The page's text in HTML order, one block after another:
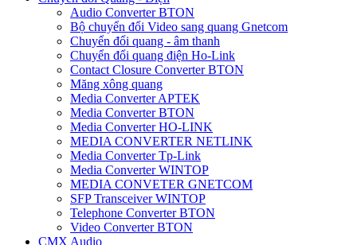
Audio Converter BTON
Bộ chuyển đổi Video sang quang Gnetcom
Chuyển đổi quang - âm thanh
Chuyển đổi quang điện Ho-Link
Contact Closure Converter BTON
Măng xông quang
Media Converter APTEK
Media Converter BTON
Media Converter HO-LINK
MEDIA CONVERTER NETLINK
Media Converter Tp-Link
Media Converter WINTOP
MEDIA CONVETER GNETCOM
SFP Transceiver WINTOP
Telephone Converter BTON
Video Converter BTON
CMX Audio